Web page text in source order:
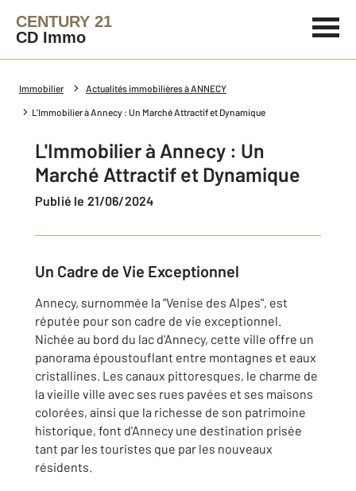
CENTURY 21
CD Immo
Immobilier Actualités immobilières à ANNECY
L'Immobilier à Annecy : Un Marché Attractif et Dynamique
L'Immobilier à Annecy : Un
Marché Attractif et Dynamique
Publié le 21/06/2024
Un Cadre de Vie Exceptionnel
Annecy, surnommée la "Venise des Alpes", est
réputée pour son cadre de vie exceptionnel.
Nichée au bord du lac d'Annecy, cette ville offre un
panorama époustouflant entre montagnes et eaux
cristallines. Les canaux pittoresques, le charme de
la vieille ville avec ses rues pavées et ses maisons
colorées, ainsi que la richesse de son patrimoine
historique, font d'Annecy une destination prisée
tant par les touristes que par les nouveaux
résidents.